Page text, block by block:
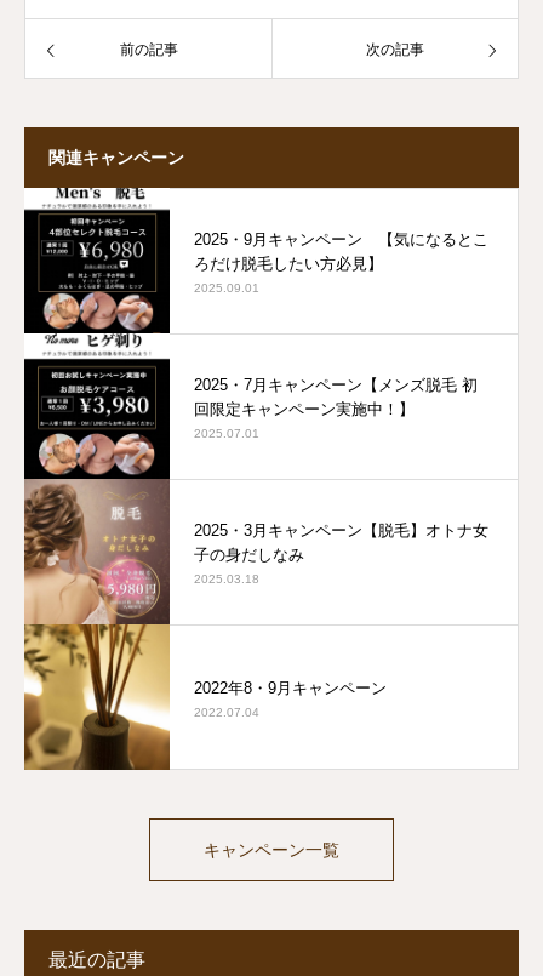
前の記事 次の記事
関連キャンペーン
2025・9月キャンペーン 【気になるとこ
ろだけ脱毛したい方必見】
2025.09.01
2025・7月キャンペーン【メンズ脱毛 初
回限定キャンペーン実施中！】
2025.07.01
2025・3月キャンペーン【脱毛】オトナ女
子の身だしなみ
2025.03.18
2022年8・9月キャンペーン
2022.07.04
キャンペーン一覧
最近の記事